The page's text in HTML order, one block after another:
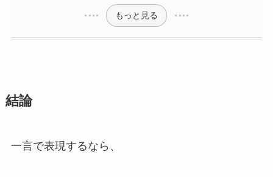
もっと見る
結論
一言で表現するなら、